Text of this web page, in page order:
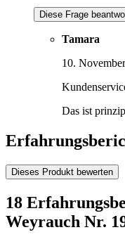
Diese Frage
Tamara
10.
Das ist
Dieses Produkt bewerten
18
Weyrauch Nr.